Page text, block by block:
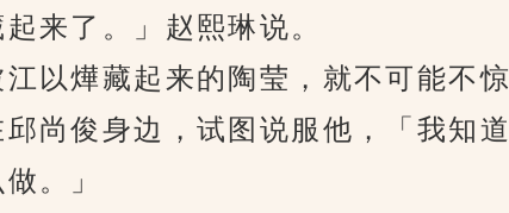
来了。」赵熙琳说。
燁藏起来的陶莹，就不可能不惊
尚俊身边，试图说服他，「我知
。」